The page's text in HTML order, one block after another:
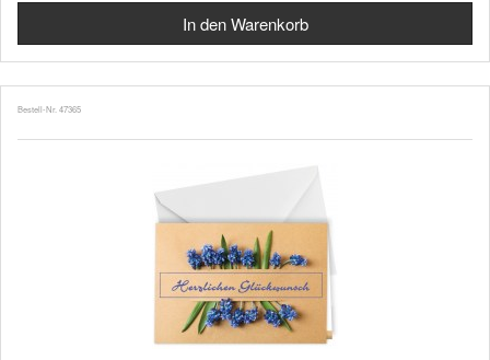
Bestell-Nr. 47365